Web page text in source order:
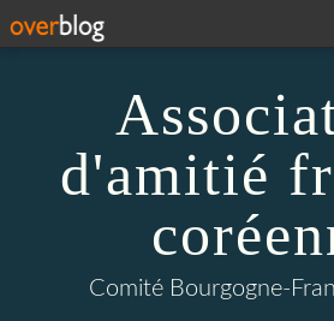
d'amitié
Comité Bourgogne-